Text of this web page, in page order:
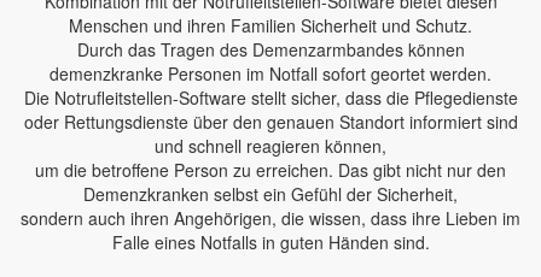
Menschen und ihren Familien Sicherheit und Schutz.
Durch das Tragen des Demenzarmbandes können
demenzkranke Personen im Notfall sofort geortet werden.
Die Notrufleitstellen-Software stellt sicher, dass die Pflegedienste
oder Rettungsdienste über den genauen Standort informiert sind
und schnell reagieren können,
um die betroffene Person zu erreichen. Das gibt nicht nur den
Demenzkranken selbst ein Gefühl der Sicherheit,
sondern auch ihren Angehörigen, die wissen, dass ihre Lieben im
Falle eines Notfalls in guten Händen sind.